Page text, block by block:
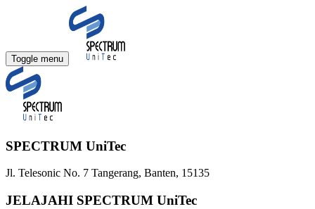
Toggle menu
SPECTRUM UniTec
Jl. Telesonic No. 7 Tangerang, Banten, 15135
JELAJAHI SPECTRUM UniTec